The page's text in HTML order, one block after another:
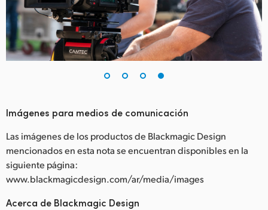
Imágenes para medios de comunicación
Las imágenes de los productos de Blackmagic Design
mencionados en esta nota se encuentran disponibles en la
siguiente página:
www.blackmagicdesign.com/ar/media/images
Acerca de Blackmagic Design